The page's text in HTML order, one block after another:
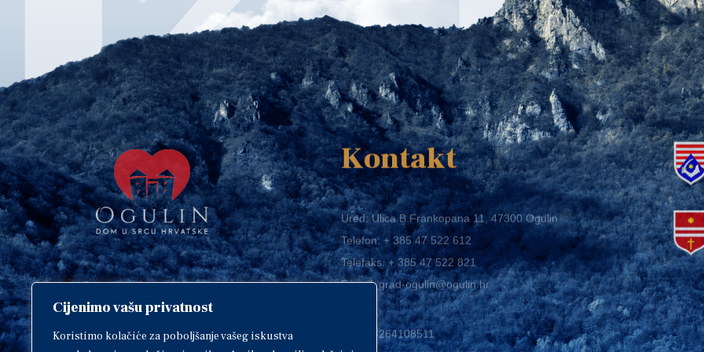
Cijenimo vašu privatnost
Koristimo kolačiće za poboljšanje vašeg iskustva
Copyright © 2018. Grad Ogulin,
sva prava pridržana.
Kontakt
Ured: Ulica B.Frankopana 11, 47300 Ogulin
Telefon:+ 385 47 522 612
Telefaks:+ 385 47 522 821
E-mail:grad-ogulin@ogulin.hr
OIB: 58264108511
IBAN: HR1424020061829700009